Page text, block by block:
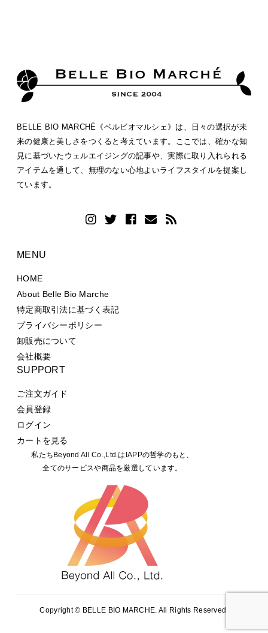
BELLE BIO MARCHÉ《ベルビオマルシェ》は、日々の選択が未
来の健康と美しさをつくると考えています。ここでは、確かな知
見に基づいたウェルエイジングの記事や、実際に取り入れられる
アイテムを通して、無理のない心地よいライフスタイルを提案し
ています。
MENU
HOME
About Belle Bio Marche
特定商取引法に基づく表記
プライバシーポリシー
卸販売について
会社概要
SUPPORT
ご注文ガイド
会員登録
ログイン
カートを見る
私たちBeyond All Co.,Ltd.はIAPPの哲学のもと、
全てのサービスや商品を厳選しています。
Copyright © BELLE BIO MARCHE. All Rights Reserved.